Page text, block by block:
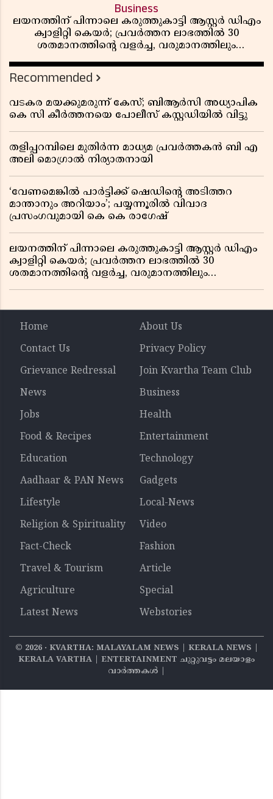
Business
ലയനത്തിന് പിന്നാലെ കരുത്തുകാട്ടി ആസ്റ്റർ ഡിഎം
ക്വാളിറ്റി കെയർ; പ്രവർത്തന ലാഭത്തിൽ 30
ശതമാനത്തിൻ്റെ വളർച്ച, വരുമാനത്തിലും
റിപ്പോർട്ട് പുറത്ത്
Recommended
വടകര മയക്കുമരുന്ന് കേസ്; ബിആർസി അധ്യാപിക
കെ സി കീർത്തനയെ പോലീസ് കസ്റ്റഡിയിൽ വിട്ടു
തളിപ്പറമ്പിലെ മുതിർന്ന മാധ്യമ പ്രവർത്തകൻ ബി എ
അലി മൊഗ്രാൽ നിര്യാതനായി
‘വേണമെങ്കിൽ പാർട്ടിക്ക് ഷെഡിൻ്റെ അടിത്തറ
മാന്താനും അറിയാം’; പയ്യന്നൂരിൽ വിവാദ
പ്രസംഗവുമായി കെ കെ രാഗേഷ്
ലയനത്തിന് പിന്നാലെ കരുത്തുകാട്ടി ആസ്റ്റർ ഡിഎം
ക്വാളിറ്റി കെയർ; പ്രവർത്തന ലാഭത്തിൽ 30
ശതമാനത്തിൻ്റെ വളർച്ച, വരുമാനത്തിലും
Home
About Us
Contact Us
Privacy Policy
Grievance Redressal
Join Kvartha Team Club
News
Business
Jobs
Health
Food & Recipes
Entertainment
Education
Technology
Aadhaar & PAN News
Gadgets
Lifestyle
Local-News
Religion & Spirituality
Video
Fact-Check
Fashion
Travel & Tourism
Article
Agriculture
Special
Latest News
Webstories
© 2026‧ KVARTHA: MALAYALAM NEWS | KERALA NEWS |
KERALA VARTHA | ENTERTAINMENT ചുറ്റുവട്ടം മലയാളം
വാര്‍ത്തകൾ |